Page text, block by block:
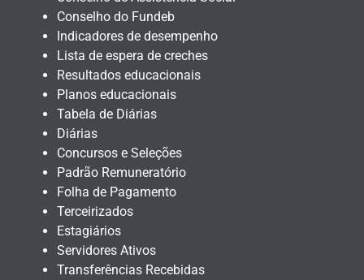
Conselho do Fundeb
Indicadores de desempenho
Lista de espera de creches
Resultados educacionais
Planos educacionais
Tabela de Diárias
Diárias
Concursos e Seleções
Padrão Remuneratório
Folha de Pagamento
Terceirizados
Estagiários
Servidores Ativos
Transferências Recebidas